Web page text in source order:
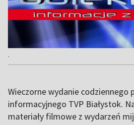
.
Wieczorne wydanie codziennego
informacyjnego TVP Białystok.
materiały filmowe z wydarzeń